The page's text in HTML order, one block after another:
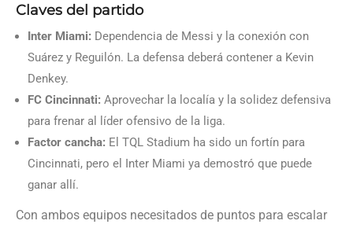
Claves del partido
Inter Miami: Dependencia de Messi y la conexión con
Suárez y Reguilón. La defensa deberá contener a Kevin
Denkey.
FC Cincinnati: Aprovechar la localía y la solidez defensiva
para frenar al líder ofensivo de la liga.
Factor cancha: El TQL Stadium ha sido un fortín para
Cincinnati, pero el Inter Miami ya demostró que puede
ganar allí.
Con ambos equipos necesitados de puntos para escalar